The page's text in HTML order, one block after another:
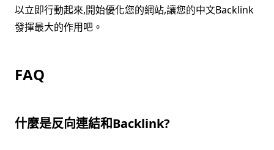
以立即行動起來,開始優化您的網站,讓您的中文Backlink
發揮最大的作用吧。
FAQ
什麼是反向連結和Backlink?